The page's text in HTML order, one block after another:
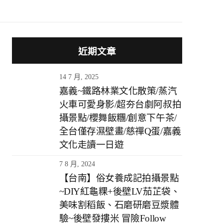
近期文章
14 7 月, 2025
嘉義~鐵路林業文化散策/蒸汽
火車可愛身影/超夯台劇阿叔拍
攝景點/櫻舞飯糰/創意下午茶/
全台僅存濕壁畫/慈禪Q蛋/嘉義
文化走讀一日遊
7 8 月, 2024
【台南】俗女養成記拍攝景點
~DIY紅龜粿+後壁LV茄芷袋、
美味割稻飯、石磨研磨豆漿體
驗~後壁發摟米 冒險Follow